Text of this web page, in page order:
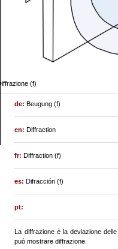
(f)
de:Beugung (f)
en:Diffraction
fr:Diffraction (f)
es:Difracción (f)
pt:
La diffrazione è la deviazione
può mostrare diffrazione.